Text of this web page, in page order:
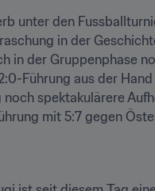
unter den
in der Gruppenphase
Führung aus der
spektakulärere
mit 5:7 gegen